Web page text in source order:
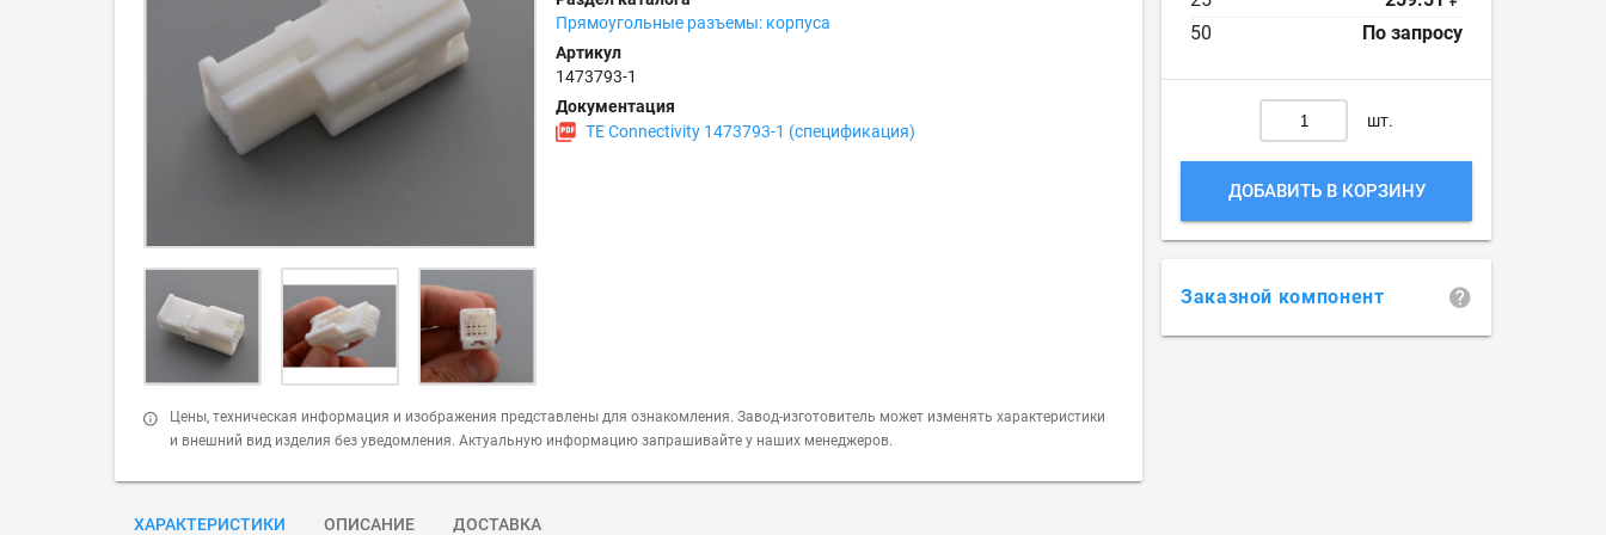
Прямоугольные разъемы: корпуса
Артикул
1473793-1
Документация
TE Connectivity 1473793-1 (спецификация)
Цены, техническая информация и изображения представлены для ознакомления. Завод-изготовитель может изменять характеристики
и внешний вид изделия без уведомления. Актуальную информацию запрашивайте у наших менеджеров.
ХАРАКТЕРИСТИКИ ОПИСАНИЕ ДОСТАВКА
50
По запросу
шт.
ДОБАВИТЬ В КОРЗИНУ
Заказной компонент